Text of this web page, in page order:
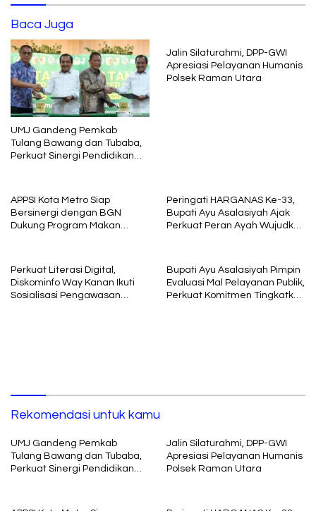
Baca Juga
UMJ Gandeng Pemkab
Tulang Bawang dan Tubaba,
Perkuat Sinergi Pendidikan
Jalin Silaturahmi, DPP-GWI
Apresiasi Pelayanan Humanis
Polsek Raman Utara
APPSI Kota Metro Siap
Bersinergi dengan BGN
Dukung Program Makan
Peringati HARGANAS Ke-33,
Bupati Ayu Asalasiyah Ajak
Perkuat Peran Ayah Wujudkan
Perkuat Literasi Digital,
Diskominfo Way Kanan Ikuti
Sosialisasi Pengawasan
Bupati Ayu Asalasiyah Pimpin
Evaluasi Mal Pelayanan Publik,
Perkuat Komitmen Tingkatkan
Rekomendasi untuk kamu
UMJ Gandeng Pemkab
Tulang Bawang dan Tubaba,
Perkuat Sinergi Pendidikan
Jalin Silaturahmi, DPP-GWI
Apresiasi Pelayanan Humanis
Polsek Raman Utara